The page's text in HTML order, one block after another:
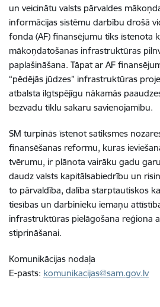
un veicinātu valsts pārvaldes
informācijas sistēmu darbību drošā
fonda (AF) finansējumu tiks īstenota
mākoņdatošanas infrastruktūras
paplašināšana. Tāpat ar AF
“pēdējās jūdzes” infrastruktūras
atbalsta ilgtspējīgu nākamās
bezvadu tīklu sakaru savienojamību.
SM turpinās īstenot satiksmes
finansēšanas reformu, kuras
tvērumu, ir plānota vairāku gadu
daudz valsts kapitālsabiedrību un
to pārvaldība, dalība starptautiskos
tiesības un darbinieku iemaņu
infrastruktūras pielāgošana reģiona
stiprināšanai.
Komunikācijas nodaļa
E-pasts: komunikacijas@sam.gov.lv